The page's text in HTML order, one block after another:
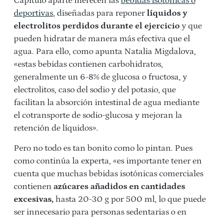
deportivas, diseñadas para reponerlíquidos y
electrolitos perdidos durante el ejercicio y que
pueden hidratar de manera más efectiva que el
agua. Para ello, como apunta Natalia Migdalova,
«estas bebidas contienen carbohidratos,
generalmente un 6-8% de glucosa o fructosa, y
electrolitos, caso del sodio y del potasio, que
facilitan la absorción intestinal de agua mediante
el cotransporte de sodio-glucosa y mejoran la
retención de líquidos».
Pero no todo es tan bonito como lo pintan. Pues
como continúa la experta, «es importante tener en
cuenta que muchas bebidas isotónicas comerciales
contienen azúcares añadidos en cantidades
excesivas, hasta 20-30 g por 500 ml, lo que puede
ser innecesario para personas sedentarias o en